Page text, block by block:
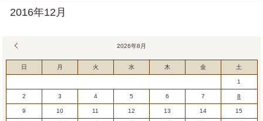
2016年12月
2026年8月
日 月 火 水 木 金 土
1
2 3 4 5 6 7 8
9 10 11 12 13 14 15